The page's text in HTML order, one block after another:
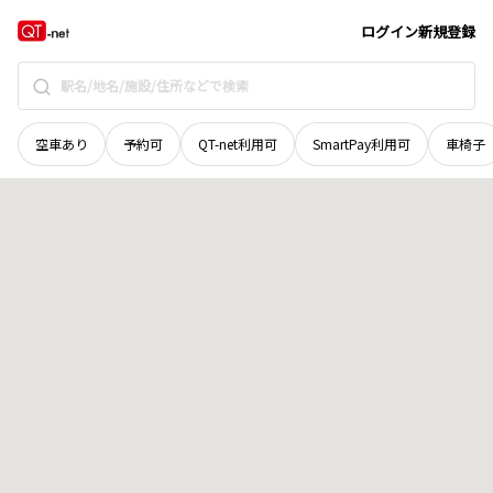
ログイン新規登録
空車あり 予約可 QT-net利用可 SmartPay利用可 車椅子
群馬県